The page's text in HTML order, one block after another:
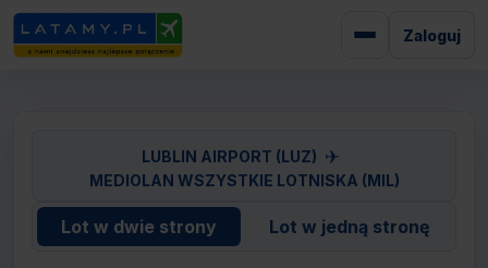
Zaloguj
LUBLIN AIRPORT (LUZ) ✈
MEDIOLAN WSZYSTKIE LOTNISKA (MIL)
Lot w dwie strony Lot w jedną stronę